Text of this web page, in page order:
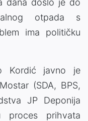
dana došlo je do
otpada s
ima političku
Kordić javno je
(SDA, BPS,
JP Deponija
proces prihvata